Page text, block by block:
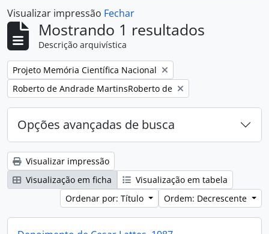
Visualizar impressão Fechar
Mostrando 1 resultados
Descrição arquivística
Remover filtro:
Projeto Memória Científica Nacional
Remover filtro:
Roberto de Andrade MartinsRoberto de
Opções avançadas de busca
Visualizar impressão
Visualização em ficha
Visualização em tabela
Ordenar por: Título
Ordem: Decrescente